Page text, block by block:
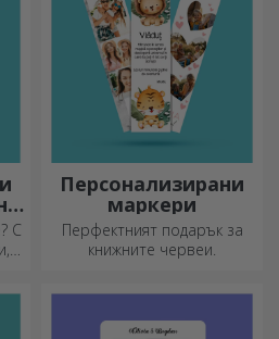
С
Персонализирани
маркери
Перфектният подарък за
книжните червеи.